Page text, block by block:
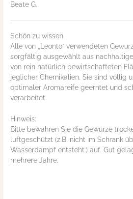
Beate G.
Schön zu wissen
Alle von „Leonto“ verwendeten
sorgfältig ausgewählt aus
von rein natürlich bewirtschafteten
jeglicher Chemikalien. Sie sind völlig
optimaler Aromareife geerntet und
verarbeitet.
Hinweis:
Bitte bewahren Sie die Gewürze
luftgeschützt (z.B. nicht im Schrank
Wasserdampf entsteht.) auf. Gut
mehrere Jahre.